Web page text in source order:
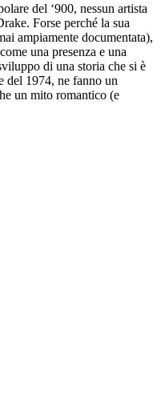
del ‘900, nessun artista
Forse perché la sua
ampiamente documentata),
una presenza e una
di una storia che si è
del 1974, ne fanno un
un mito romantico (e